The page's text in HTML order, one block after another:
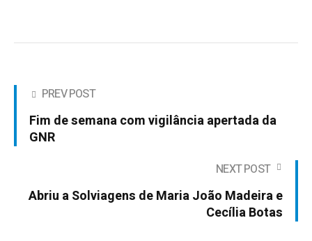
PREV POST
Fim de semana com vigilância apertada da
GNR
NEXT POST
Abriu a Solviagens de Maria João Madeira e
Cecília Botas